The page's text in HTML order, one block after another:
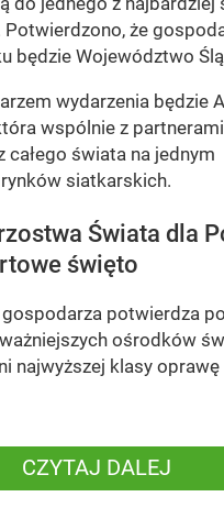
że
będzie Województwo
wydarzenia będzie
wspólnie z
całego świata na jednym
siatkarskich.
Świata dla
święto
potwierdza
ośrodków
najwyższej klasy oprawę
CZYTAJ DALEJ